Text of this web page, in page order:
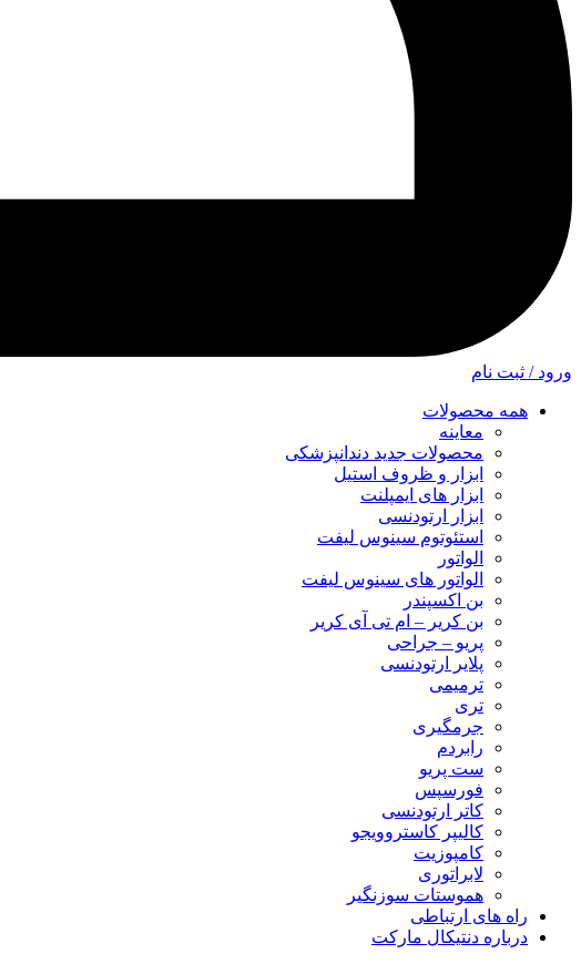
ورود / ثبت نام
همه محصولات
معاینه
محصولات جدید دندانپزشکی
ابزار و ظروف استیل
ابزار های ایمپلنت
ابزار ارتودنسی
استئوتوم سینوس لیفت
الواتور
الواتور های سینوس لیفت
بن اکسپندر
بن کریر – ام تی آی کریر
پریو – جراحی
پلایر ارتودنسی
ترمیمی
تری
جرمگیری
رابردم
ست پریو
فورسپس
کاتر ارتودنسی
کالیپر کاستروویجو
کامپوزیت
لابراتوری
هموستات سوزنگیر
راه های ارتباطی
درباره دنتیکال مارکت